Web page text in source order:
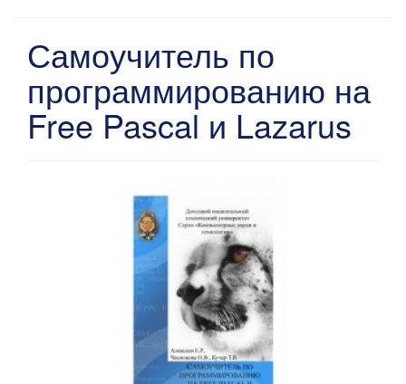
Самоучитель по
программированию на
Free Pascal и Lazarus